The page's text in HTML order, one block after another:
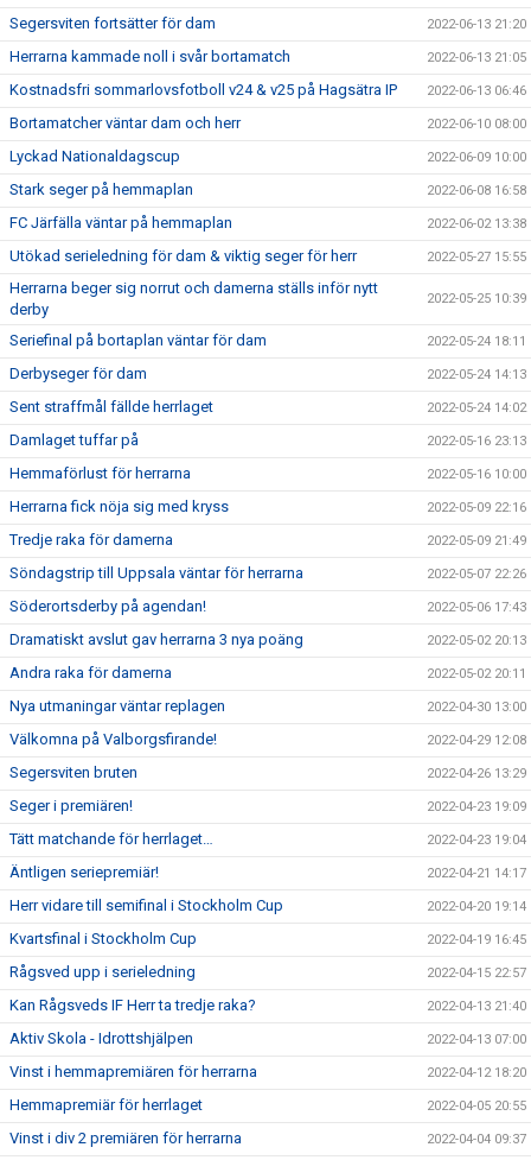
Segersviten fortsätter för dam 2022-06-13 21:20
Herrarna kammade noll i svår bortamatch 2022-06-13 21:05
Kostnadsfri sommarlovsfotboll v24 & v25 på Hagsätra IP 2022-06-13 06:46
Bortamatcher väntar dam och herr 2022-06-10 08:00
Lyckad Nationaldagscup 2022-06-09 10:00
Stark seger på hemmaplan 2022-06-08 16:58
FC Järfälla väntar på hemmaplan 2022-06-02 13:38
Utökad serieledning för dam & viktig seger för herr 2022-05-27 15:55
Herrarna beger sig norrut och damerna ställs inför nytt
derby
2022-05-25 10:39
Seriefinal på bortaplan väntar för dam 2022-05-24 18:11
Derbyseger för dam 2022-05-24 14:13
Sent straffmål fällde herrlaget 2022-05-24 14:02
Damlaget tuffar på 2022-05-16 23:13
Hemmaförlust för herrarna 2022-05-16 10:00
Herrarna fick nöja sig med kryss 2022-05-09 22:16
Tredje raka för damerna 2022-05-09 21:49
Söndagstrip till Uppsala väntar för herrarna 2022-05-07 22:26
Söderortsderby på agendan! 2022-05-06 17:43
Dramatiskt avslut gav herrarna 3 nya poäng 2022-05-02 20:13
Andra raka för damerna 2022-05-02 20:11
Nya utmaningar väntar replagen 2022-04-30 13:00
Välkomna på Valborgsfirande! 2022-04-29 12:08
Segersviten bruten 2022-04-26 13:29
Seger i premiären! 2022-04-23 19:09
Tätt matchande för herrlaget… 2022-04-23 19:04
Äntligen seriepremiär! 2022-04-21 14:17
Herr vidare till semifinal i Stockholm Cup 2022-04-20 19:14
Kvartsfinal i Stockholm Cup 2022-04-19 16:45
Rågsved upp i serieledning 2022-04-15 22:57
Kan Rågsveds IF Herr ta tredje raka? 2022-04-13 21:40
Aktiv Skola - Idrottshjälpen 2022-04-13 07:00
Vinst i hemmapremiären för herrarna 2022-04-12 18:20
Hemmapremiär för herrlaget 2022-04-05 20:55
Vinst i div 2 premiären för herrarna 2022-04-04 09:37